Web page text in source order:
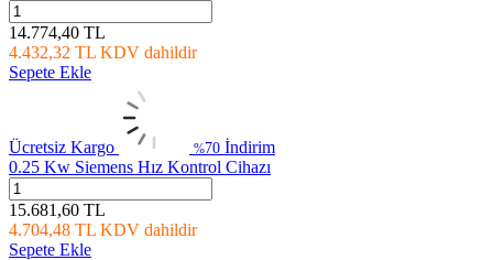
14.774,40 TL
4.432,32 TL KDV dahildir
Sepete Ekle
Ücretsiz Kargo %70 İndirim
0.25 Kw Siemens Hız Kontrol Cihazı
15.681,60 TL
4.704,48 TL KDV dahildir
Sepete Ekle